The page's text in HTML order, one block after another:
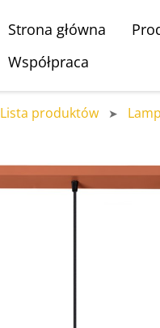
Strona główna
Współpraca
Lista produktów